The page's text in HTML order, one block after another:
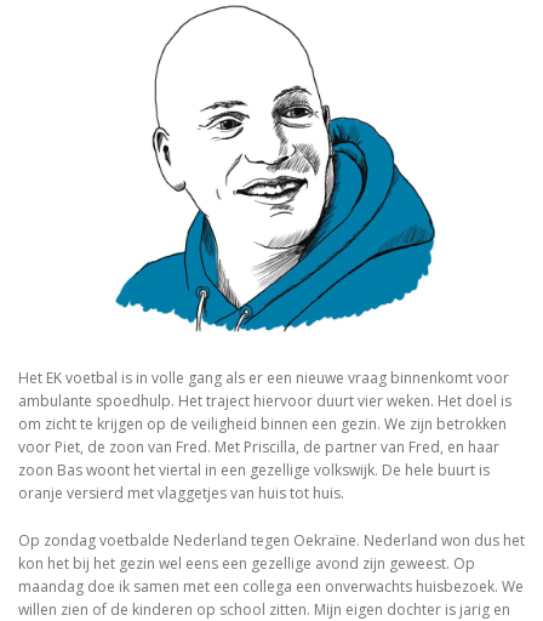
Het EK voetbal is in volle gang als er een nieuwe vraag binnenkomt voor
ambulante spoedhulp. Het traject hiervoor duurt vier weken. Het doel is
om zicht te krijgen op de veiligheid binnen een gezin. We zijn betrokken
voor Piet, de zoon van Fred. Met Priscilla, de partner van Fred, en haar
zoon Bas woont het viertal in een gezellige volkswijk. De hele buurt is
oranje versierd met vlaggetjes van huis tot huis.
Op zondag voetbalde Nederland tegen Oekraïne. Nederland won dus het
kon het bij het gezin wel eens een gezellige avond zijn geweest. Op
maandag doe ik samen met een collega een onverwachts huisbezoek. We
willen zien of de kinderen op school zitten. Mijn eigen dochter is jarig en